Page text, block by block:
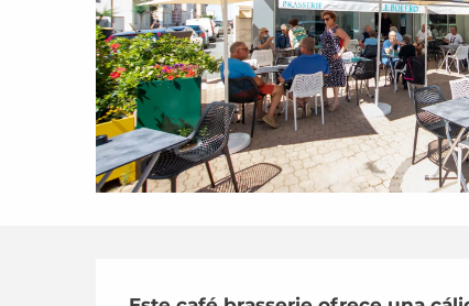
Descripción